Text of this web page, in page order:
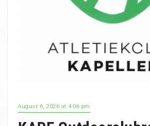
August 6, 2026 at 4:06 pm